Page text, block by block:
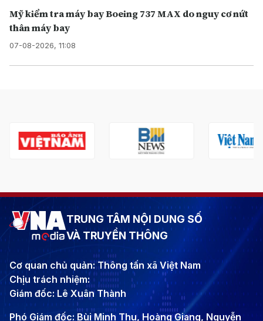
Mỹ kiểm tra máy bay Boeing 737 MAX do nguy cơ nứt
thân máy bay
07-08-2026, 11:08
TRUNG TÂM NỘI DUNG SỐ
VÀ TRUYỀN THÔNG
Cơ quan chủ quản: Thông tấn xã Việt Nam
Chịu trách nhiệm:
Giám đốc: Lê Xuân Thành
Phó Giám đốc: Bùi Minh Thu, Hoàng Giang, Nguyễn